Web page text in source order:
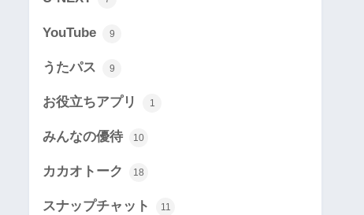
YouTube 9
うたパス 9
お役立ちアプリ 1
みんなの優待 10
カカオトーク 18
スナップチャット 11